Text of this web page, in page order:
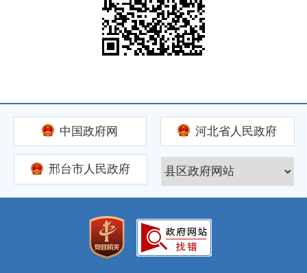
中国政府网 河北省人民政府
邢台市人民政府